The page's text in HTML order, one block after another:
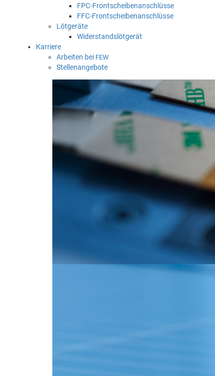
FPC-Frontscheibenanschlüsse
FFC-Frontscheibenanschlüsse
Lötgeräte
Widerstandslötgerät
Karriere
Arbeiten bei FEW
Stellenangebote